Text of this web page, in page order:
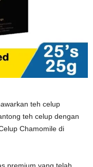
teh celup
teh celup dengan
Chamomile di